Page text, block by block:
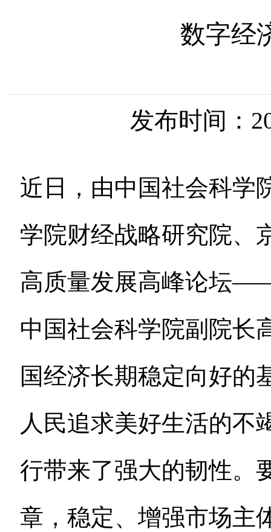
数字经
发布时间：
近日，由中国社会科学
学院财经战略研究院、
高质量发展高峰论坛
中国社会科学院副院长
国经济长期稳定向好的
人民追求美好生活的不
行带来了强大的韧性。
章，稳定、增强市场主